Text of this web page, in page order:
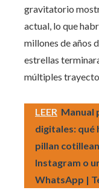
gravitatorio
actual, lo que
millones de años
estrellas
múltiples
LEER Manual
digitales: qué
pillan
Instagram o
WhatsApp |